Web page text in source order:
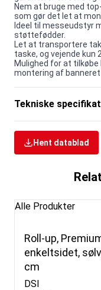
Nem at bruge med
som gør det let at
Ideel til messeudstyr
støttefødder.
Let at transportere
taske, og vejende kun
Mulighed for at
montering af banneret
Tekniske
Hent datablad
Alle Produkter
Roll-up,
enkeltsidet,
cm
DSI